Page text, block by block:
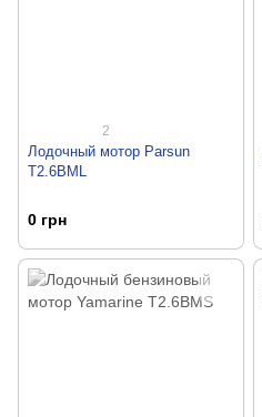
2
Лодочный мотор Parsun
T2.6BML
0 грн